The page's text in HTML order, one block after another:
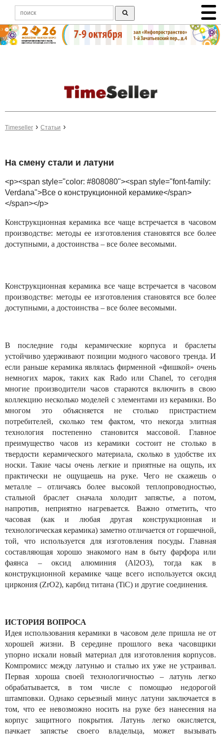
Timeseller Статьи
На смену стали и латуни
<p><span style="color: #808080"><span style="font-family:
Verdana">Все о конструкционной керамике</span>
</span></p>
Конструкционная керамика все чаще встречается в часовом
производстве: методы ее изготовления становятся все более
доступными, а достоинства – все более весомыми.
Конструкционная керамика все чаще встречается в часовом
производстве: методы ее изготовления становятся все более
доступными, а достоинства – все более весомыми.
В последние годы керамические корпуса и браслеты
устойчиво удерживают позиции модного часового тренда. И
если раньше керамика являлась фирменной «фишкой» очень
немногих марок, таких как Rado или Chanel, то сегодня
многие производители часов стараются включить в свою
коллекцию несколько моделей с элементами из керамики. Во
многом это объясняется не столько пристрастием
потребителей, сколько тем фактом, что некогда элитная
технология постепенно становится массовой. Главное
преимущество часов из керамики состоит не столько в
твердости керамического материала, сколько в удобстве их
носки. Такие часы очень легкие и приятные на ощупь, их
практически не ощущаешь на руке. Чего не скажешь о
металле – отличаясь более высокой теплопроводностью,
стальной браслет сначала холодит запястье, а потом,
напротив, неприятно нагревается. Важно отметить, что
часовая (как и любая другая конструкционная и
технологическая керамика) заметно отличается от горшечной,
той, что используется для изготовления посуды. Главная
составляющая хорошо знакомого нам в быту фарфора или
фаянса – оксид алюминия (Al2O3), тогда как в
конструкционной керамике чаще всего используется оксид
циркония (ZrO2), карбид титана (TiC) и другие соединения.
ИСТОРИЯ ВОПРОСА
Идея использования керамики в часовом деле пришла не от
хорошей жизни. В середине прошлого века часовщики
упорно искали новый материал для изготовления корпусов.
Компромисс между латунью и сталью их уже не устраивал.
Первая хороша своей технологичностью – латунь легко
обрабатывается, в том числе с помощью недорогой
штамповки. Однако серьезный минус латуни заключается в
том, что ее невозможно носить на руке без нанесения на
корпус защитного покрытия. Латунь легко окисляется,
пачкает запястье своего владельца, может вызывать